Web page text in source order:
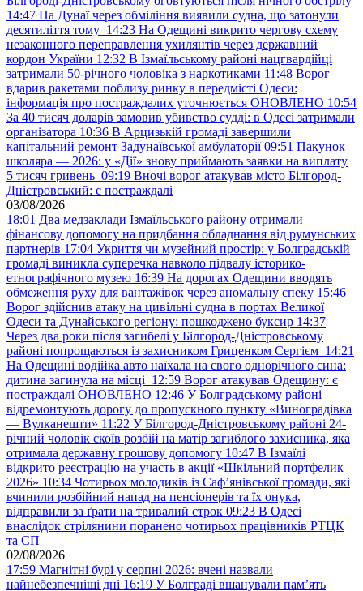
14:47 На Дунаї через обміління виявили судна, що затонули
десятиліття тому 14:23 На Одещині викрито чергову схему
незаконного переправлення ухилянтів через державний
кордон України 12:32 В Ізмаїльському районі нацгвардійці
затримали 50-річного чоловіка з наркотиками 11:48 Ворог
вдарив ракетами поблизу ринку в передмісті Одеси:
інформація про постраждалих уточнюється ОНОВЛЕНО 10:54
За 40 тисяч доларів замовив убивство судді: в Одесі затримали
організатора 10:36 В Арцизькій громаді завершили
капітальний ремонт Задунаївської амбулаторії 09:51 Пакунок
школяра — 2026: у «Дії» знову приймають заявки на виплату
5 тисяч гривень 09:19 Вночі ворог атакував місто Білгород-
Дністровський: є постраждалі
03/08/2026
18:01 Два медзаклади Ізмаїльського району отримали
фінансову допомогу на придбання обладнання від румунських
партнерів 17:04 Укриття чи музейний простір: у Болградській
громаді виникла суперечка навколо підвалу історико-
етнографічного музею 16:39 На дорогах Одещини вводять
обмеження руху для вантажівок через аномальну спеку 15:46
Ворог здійснив атаку на цивільні судна в портах Великої
Одеси та Дунайського регіону: пошкоджено буксир 14:37
Через два роки після загибелі у Білгород-Дністровському
районі попрощаються із захисником Гриценком Сергієм 14:21
На Одещині водійка авто наїхала на свого однорічного сина:
дитина загинула на місці 12:59 Ворог атакував Одещину: є
постраждалі ОНОВЛЕНО 12:46 У Болградському районі
відремонтують дорогу до пропускного пункту «Виноградівка
— Вулканешти» 11:22 У Білгород-Дністровському районі 24-
річний чоловік скоїв розбій на матір загиблого захисника, яка
отримала державну грошову допомогу 10:47 В Ізмаїлі
відкрито реєстрацію на участь в акції «Шкільний портфелик
2026» 10:34 Чотирьох молодиків із Саф’янівської громади, які
вчинили розбійний напад на пенсіонерів та їх онука,
відправили за ґрати на тривалий строк 09:23 В Одесі
внаслідок стрілянини поранено чотирьох працівників РТЦК
та СП
02/08/2026
17:59 Магнітні бурі у серпні 2026: вчені назвали
найнебезпечніші дні 16:19 У Болграді вшанували пам’ять